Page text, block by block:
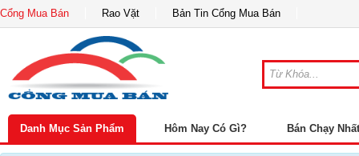
Cổng Mua Bán Rao Vặt Bản Tin Cổng Mua Bán
Danh Mục Sản Phẩm Hôm Nay Có Gì? Bán Chạy Nhất